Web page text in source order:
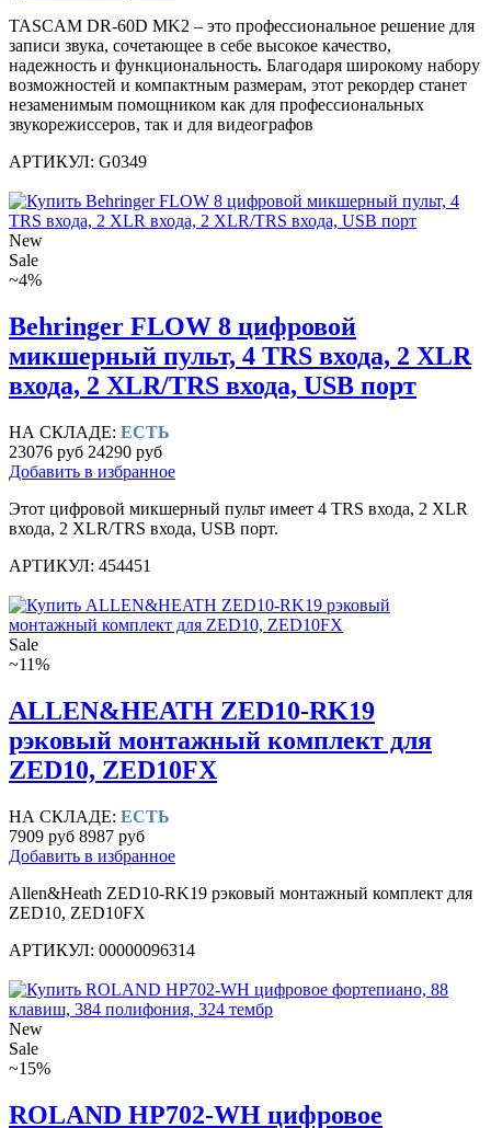
TASCAM DR-60D MK2 – это профессиональное решение для
записи звука, сочетающее в себе высокое качество,
надежность и функциональность. Благодаря широкому набору
возможностей и компактным размерам, этот рекордер станет
незаменимым помощником как для профессиональных
звукорежиссеров, так и для видеографов
АРТИКУЛ: G0349
New
Sale
~4%
Behringer FLOW 8 цифровой
микшерный пульт, 4 TRS входа, 2 XLR
входа, 2 XLR/TRS входа, USB порт
НА СКЛАДЕ: ЕСТЬ
23076 руб 24290 руб
Добавить в избранное
Этот цифровой микшерный пульт имеет 4 TRS входа, 2 XLR
входа, 2 XLR/TRS входа, USB порт.
АРТИКУЛ: 454451
Sale
~11%
ALLEN&HEATH ZED10-RK19
рэковый монтажный комплект для
ZED10, ZED10FX
НА СКЛАДЕ: ЕСТЬ
7909 руб 8987 руб
Добавить в избранное
Allen&Heath ZED10-RK19 рэковый монтажный комплект для
ZED10, ZED10FX
АРТИКУЛ: 00000096314
New
Sale
~15%
ROLAND HP702-WH цифровое